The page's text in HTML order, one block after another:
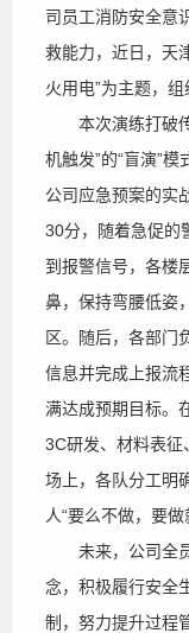
司员工消防安全意
救能力，近日，天
火用电”为主题，组
本次演练打破
机触发”的“盲演”
公司应急预案的实
30分，随着急促的
到报警信号，各楼
鼻，保持弯腰低姿
区。随后，各部门
信息并完成上报流
满达成预期目标。
3C研发、材料表
场上，各队分工明
人“要么不做，要做
未来，公司全
念，积极履行安全
制，努力提升过程